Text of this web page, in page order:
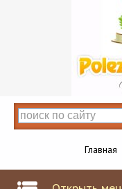
Главная